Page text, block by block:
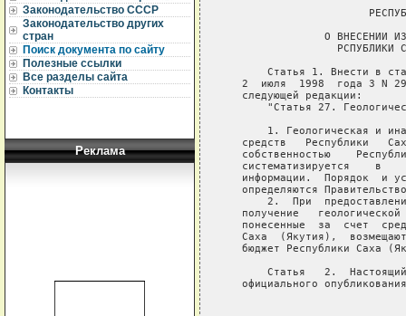
Законодательство СССР
Законодательство других
стран
Поиск документа по сайту
Полезные ссылки
Все разделы сайта
Контакты
Реклама
О ВНЕСЕНИИ
РСПУБЛИКИ
Статья 1. Внести в
2  июля  1998  года З N
   следующей редакции:
"Статья 27.
1. Геологическая и
средств   Республики
собственностью
систематизируется    в
информации.  Порядок  и
определяются
2.  При
получение
понесенные  за  счет
Саха  (Якутия),
бюджет Республики Саха
Статья   2.
официального